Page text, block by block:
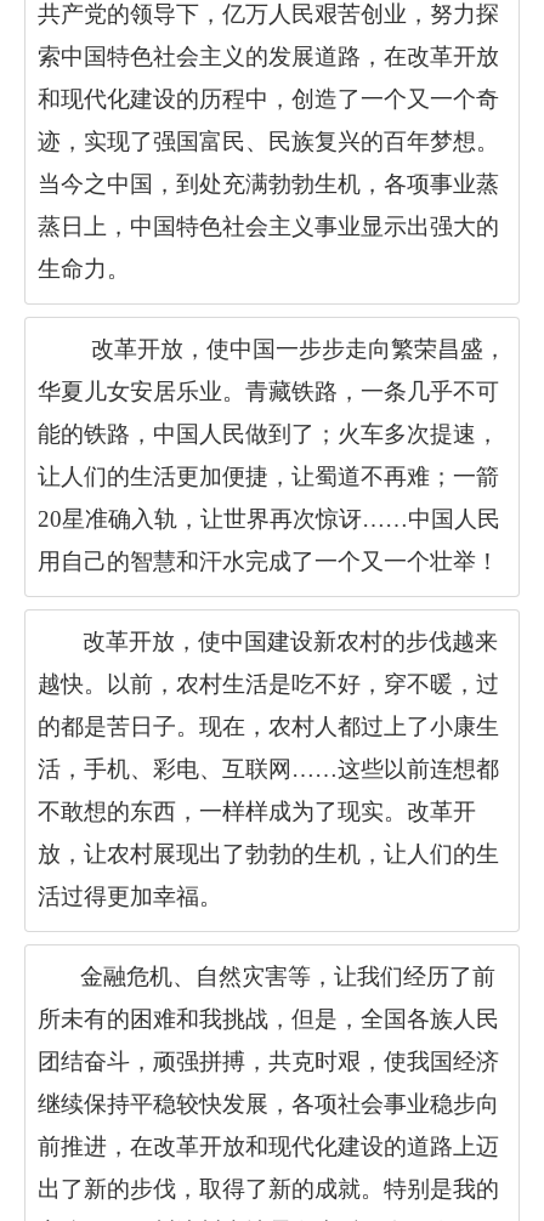
共产党的领导下，亿万人民艰苦创业，努力探
索中国特色社会主义的发展道路，在改革开放
和现代化建设的历程中，创造了一个又一个奇
迹，实现了强国富民、民族复兴的百年梦想。
当今之中国，到处充满勃勃生机，各项事业蒸
蒸日上，中国特色社会主义事业显示出强大的
生命力。
改革开放，使中国一步步走向繁荣昌盛，
华夏儿女安居乐业。青藏铁路，一条几乎不可
能的铁路，中国人民做到了；火车多次提速，
让人们的生活更加便捷，让蜀道不再难；一箭
20星准确入轨，让世界再次惊讶……中国人民
用自己的智慧和汗水完成了一个又一个壮举！
改革开放，使中国建设新农村的步伐越来
越快。以前，农村生活是吃不好，穿不暖，过
的都是苦日子。现在，农村人都过上了小康生
活，手机、彩电、互联网……这些以前连想都
不敢想的东西，一样样成为了现实。改革开
放，让农村展现出了勃勃的生机，让人们的生
活过得更加幸福。
金融危机、自然灾害等，让我们经历了前
所未有的困难和我挑战，但是，全国各族人民
团结奋斗，顽强拼搏，共克时艰，使我国经济
继续保持平稳较快发展，各项社会事业稳步向
前推进，在改革开放和现代化建设的道路上迈
出了新的步伐，取得了新的成就。特别是我的